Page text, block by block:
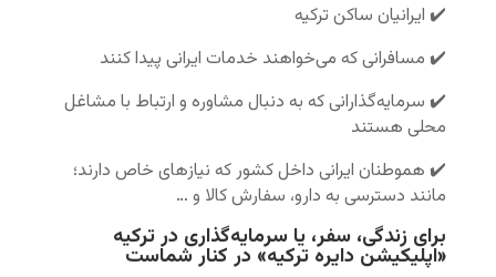
✔️ ایرانیان ساکن ترکیه
✔️ مسافرانی که می‌خواهند خدمات ایرانی پیدا کنند
✔️ سرمایه‌گذارانی که به دنبال مشاوره و ارتباط با مشاغل
محلی هستند
✔️ هموطنان ایرانی داخل کشور که نیازهای خاص دارند؛
مانند دسترسی به دارو، سفارش کالا و …
براى زندگی، سفر، یا سرمايه‌گذارى در تركيه
«اپلیکیشن دايره تركيه» در كنار شماست